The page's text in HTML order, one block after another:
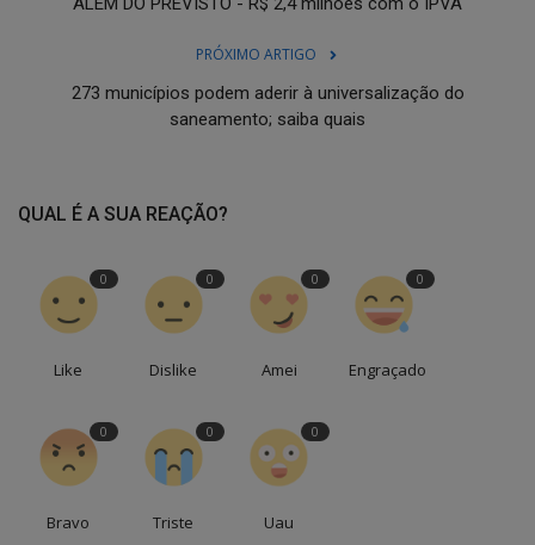
PRÓXIMO ARTIGO
273 municípios podem aderir à universalização do
saneamento; saiba quais
QUAL É A SUA REAÇÃO?
0
Like
0
Dislike
0
Amei
0
Engraçado
0
Bravo
0
Triste
0
Uau